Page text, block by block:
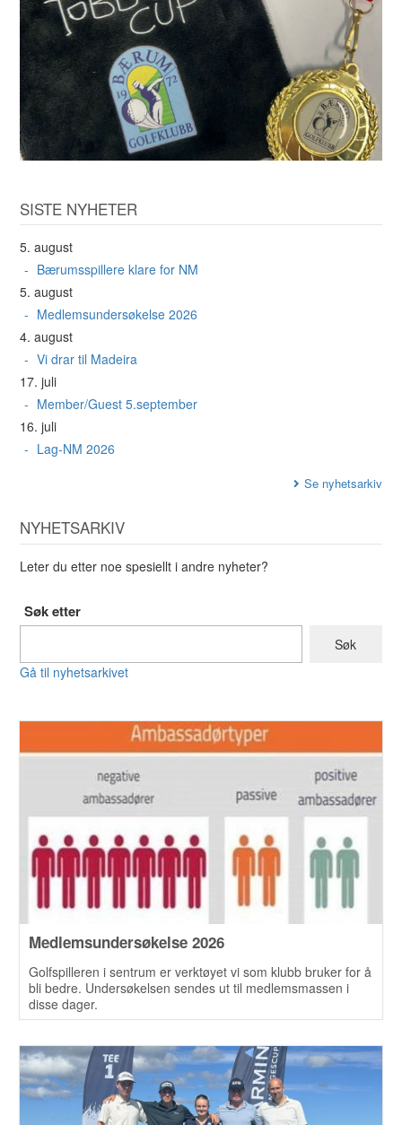
SISTE NYHETER
5. august
Bærumsspillere klare for NM
5. august
Medlemsundersøkelse 2026
4. august
Vi drar til Madeira
17. juli
Member/Guest 5.september
16. juli
Lag-NM 2026
Se nyhetsarkiv
NYHETSARKIV
Leter du etter noe spesiellt i andre nyheter?
Søk etter
Gå til nyhetsarkivet
Medlemsundersøkelse 2026
Golfspilleren i sentrum er verktøyet vi som klubb bruker for å
bli bedre. Undersøkelsen sendes ut til medlemsmassen i
disse dager.